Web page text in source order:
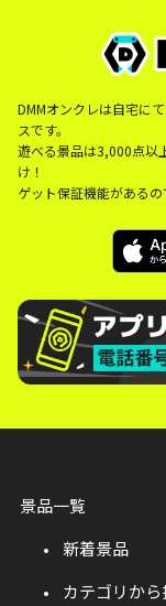
DMMオンクレは自宅に
スです。
遊べる景品は3,000点以
け！
ゲット保証機能があるの
景品一覧
新着景品
カテゴリから